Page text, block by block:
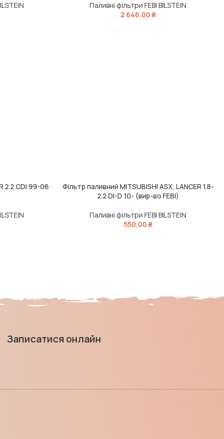
Паливні фільтри FEBI BILSTEIN
2 646,00 ₴
2.2 CDI 99-06
ДОДАТИ В КОШИК
Фільтр паливний MITSUBISHI ASX, LANCER 1.8-
2.2 DI-D 10- (вир-во FEBI)
Паливні фільтри FEBI BILSTEIN
550,00 ₴
Записатися онлайн